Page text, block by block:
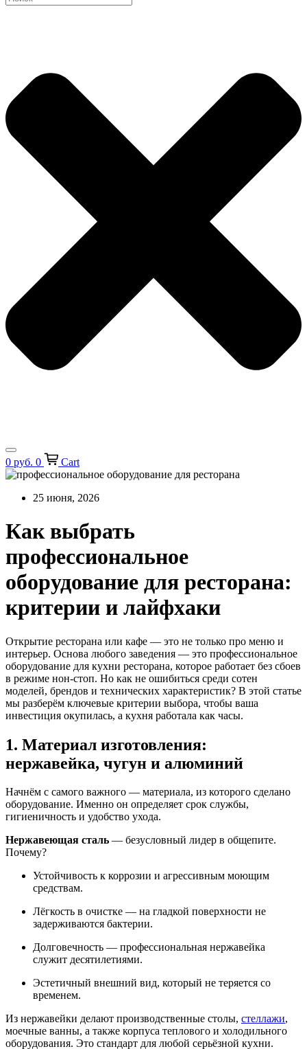
0 руб. 0 Cart
25 июня, 2026
Как выбрать
профессиональное
оборудование для ресторана:
критерии и лайфхаки
Открытие ресторана или кафе — это не только про меню и
интерьер. Основа любого заведения — это профессиональное
оборудование для кухни ресторана, которое работает без сбоев
в режиме нон-стоп. Но как не ошибиться среди сотен
моделей, брендов и технических характеристик? В этой статье
мы разберём ключевые критерии выбора, чтобы ваша
инвестиция окупилась, а кухня работала как часы.
1. Материал изготовления:
нержавейка, чугун и алюминий
Начнём с самого важного — материала, из которого сделано
оборудование. Именно он определяет срок службы,
гигиеничность и удобство ухода.
Нержавеющая сталь — безусловный лидер в общепите.
Почему?
Устойчивость к коррозии и агрессивным моющим
средствам.
Лёгкость в очистке — на гладкой поверхности не
задерживаются бактерии.
Долговечность — профессиональная нержавейка
служит десятилетиями.
Эстетичный внешний вид, который не теряется со
временем.
Из нержавейки делают производственные столы, стеллажи,
моечные ванны, а также корпуса теплового и холодильного
оборудования. Это стандарт для любой серьёзной кухни.